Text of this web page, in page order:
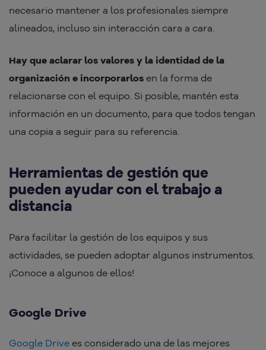
necesario mantener a los profesionales siempre
alineados, incluso sin interacción cara a cara.
Hay que aclarar los valores y la identidad de la
organización e incorporarlos en la forma de
relacionarse con el equipo. Si posible, mantén esta
información en un documento, para que todos tengan
una copia a seguir para su referencia.
Herramientas de gestión que
pueden ayudar con el trabajo a
distancia
Para facilitar la gestión de los equipos y sus
actividades, se pueden adoptar algunos instrumentos.
¡Conoce a algunos de ellos!
Google Drive
Google Drive es considerado una de las mejores